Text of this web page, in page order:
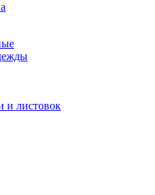
и листовок